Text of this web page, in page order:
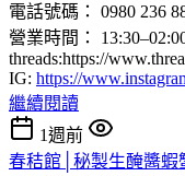
電話號碼： 0980 236
營業時間：
threads:https://
IG: https://
繼續閱讀
1週前
春秸館│秘製生醃醬蝦